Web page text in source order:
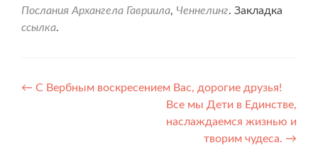
Послания Архангела Гавриила, Ченнелинг. Закладка
ссылка.
Навигация
← С Вербным воскресением Вас, дорогие друзья!
Все мы Дети в Единстве,
наслаждаемся жизнью и
творим чудеса. →